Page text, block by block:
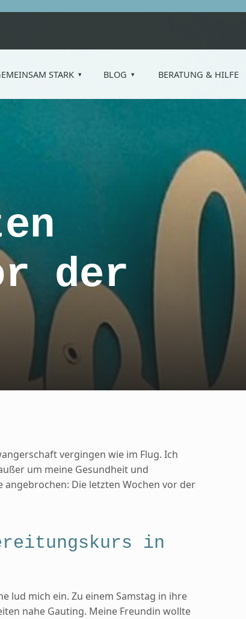
STARK BLOG BERATUNG & HILFE
der
vergingen wie im Flug. Ich
um meine Gesundheit und
angebrochen: Die letzten Wochen vor der
in
lud mich ein. Zu einem Samstag in ihre
nahe Gauting. Meine Freundin wollte